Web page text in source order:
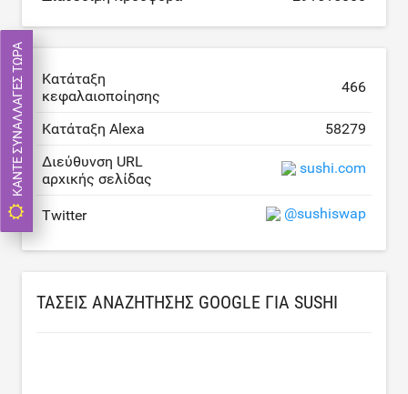
Κατάταξη
κεφαλαιοποίησης
466
Κατάταξη Alexa
58279
Διεύθυνση URL
αρχικής σελίδας
sushi.com
Twitter @sushiswap
ΤΆΣΕΙΣ ΑΝΑΖΉΤΗΣΗΣ GOOGLE ΓΙΑ SUSHI
ΚΆΝΤΕ ΣΥΝΑΛΛΑΓΈΣ ΤΏΡΑ